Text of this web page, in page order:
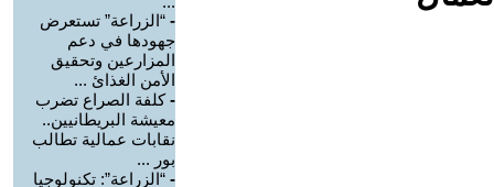
- “الزراعة” تستعرض
جهودها في دعم
المزارعين وتحقيق
الأمن الغذائ ...
-كلفة الصراع تضرب
معيشة البريطانيين..
نقابات عمالية تطالب
بور ...
- “الزراعة”: تكنولوجيا